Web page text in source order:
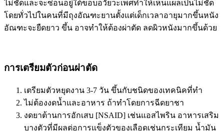
ไม่ชัดและจะซ่อนอยู่ใต้ขอบอวัยวะเพศทำให้เห็นแผลเป็นไม่ชัด
โดยทั่วไปในคนที่มีถุงอัณฑะยานตั้งแต่เด็กเวลาอายุมากขึ้นหนัง
อัณฑะจะยืดยาว ขึ้น อาจทำให้ต้องผ่าตัด ลดผิวหนังมากขึ้นด้วย
การเตรียมตัวก่อนผ่าตัด
เตรียมตัวหยุดงาน 3-7 วัน ขึ้นกับชนิดของเทคนิคที่ทำ
ไม่ต้องงดน้ำและอาหาร ถ้าทำโดยการฉีดยาชา
งดยาต้านการอักเสบ [NSAID] เช่นแอสไพริน อาหารเสริม
บางตัวที่มีผลต่อการแข็งตัวของเลือดเช่นกระเทียม น้ำมัน